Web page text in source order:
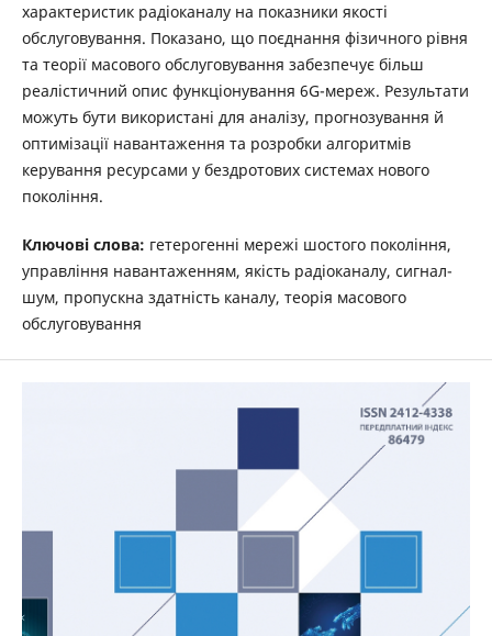
характеристик радіоканалу на показники якості
обслуговування. Показано, що поєднання фізичного рівня
та теорії масового обслуговування забезпечує більш
реалістичний опис функціонування 6G-мереж. Результати
можуть бути використані для аналізу, прогнозування й
оптимізації навантаження та розробки алгоритмів
керування ресурсами у бездротових системах нового
покоління.
Ключові слова: гетерогенні мережі шостого покоління,
управління навантаженням, якість радіоканалу, сигнал-
шум, пропускна здатність каналу, теорія масового
обслуговування